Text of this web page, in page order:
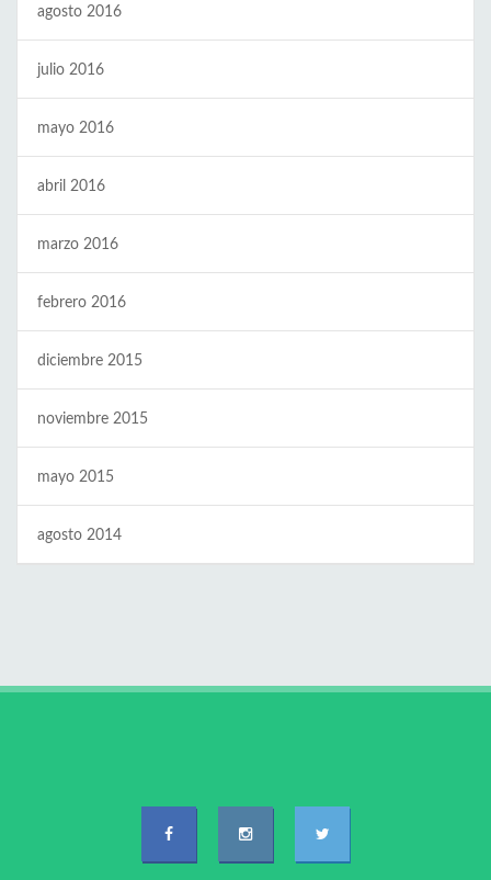
agosto 2016
julio 2016
mayo 2016
abril 2016
marzo 2016
febrero 2016
diciembre 2015
noviembre 2015
mayo 2015
agosto 2014